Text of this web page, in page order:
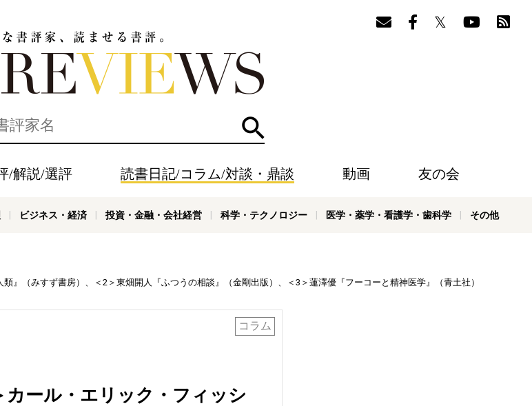
検索
/解説/選評 読書日記/コラム/対談・鼎談 動画 友の会
ビジネス・経済 投資・金融・会社経営 科学・テクノロジー 医学・薬学・看護学・歯科学 その他
』（みすず書房）、＜2＞東畑開人『ふつうの相談』（金剛出版）、＜3＞蓮澤優『フーコーと精神医学』（青土社）
コラム
カール・エリック・フィッシ